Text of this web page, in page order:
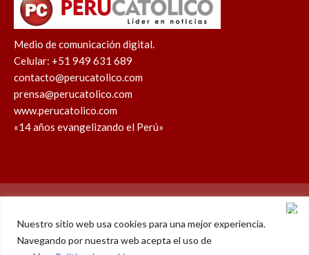
Nuestro sitio web usa cookies para una mejor experiencia.
Navegando por nuestra web acepta el uso de
Medio de comunicación digital.
Celular: +51 949 631 689
contacto@perucatolico.com
prensa@perucatolico.com
www.perucatolico.com
«14 años evangelizando el Perú»
Política de cookies Política de privacidad
WhatsAppFacebookYoutubeInstagram
X